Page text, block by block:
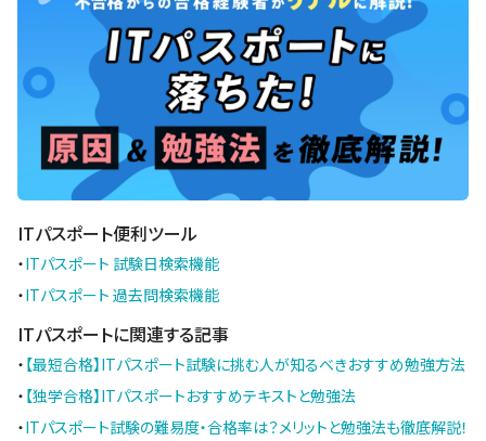
ITパスポート便利ツール
・ITパスポート 試験日検索機能
・ITパスポート 過去問検索機能
ITパスポートに関連する記事
・ 【最短合格】ITパスポート試験に挑む人が知るべきおすすめ勉強方法
・ 【独学合格】ITパスポートおすすめテキストと勉強法
・ITパスポート試験の難易度・合格率は？メリットと勉強法も徹底解説！